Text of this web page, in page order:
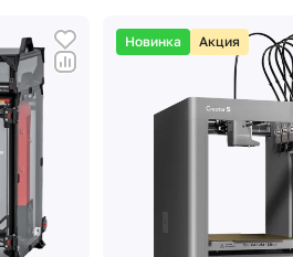
Новинка Акция